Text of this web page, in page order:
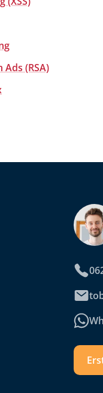
Ads (RSA)